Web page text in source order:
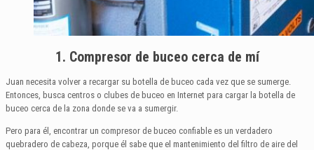
1. Compresor de buceo cerca de mí
Juan necesita volver a recargar su botella de buceo cada vez que se sumerge.
Entonces, busca centros o clubes de buceo en Internet para cargar la botella de
buceo cerca de la zona donde se va a sumergir.
Pero para él, encontrar un compresor de buceo confiable es un verdadero
quebradero de cabeza, porque él sabe que el mantenimiento del filtro de aire del